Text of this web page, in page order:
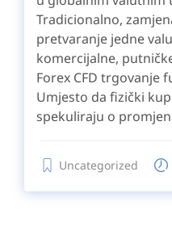
Tradicionalno,
pretvaranje jedne
komercijalne,
Forex CFD trgovanje
Umjesto da fizički
spekuliraju o
Uncategorized